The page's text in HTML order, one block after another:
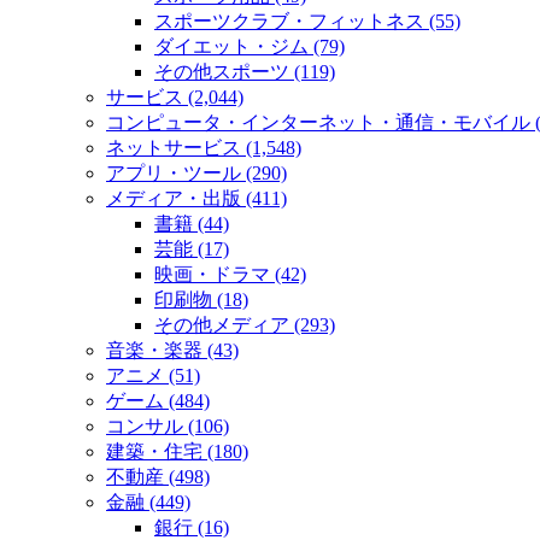
スポーツクラブ・フィットネス (55)
ダイエット・ジム (79)
その他スポーツ (119)
サービス (2,044)
コンピュータ・インターネット・通信・モバイル
ネットサービス (1,548)
アプリ・ツール (290)
メディア・出版 (411)
書籍 (44)
芸能 (17)
映画・ドラマ (42)
印刷物 (18)
その他メディア (293)
音楽・楽器 (43)
アニメ (51)
ゲーム (484)
コンサル (106)
建築・住宅 (180)
不動産 (498)
金融 (449)
銀行 (16)